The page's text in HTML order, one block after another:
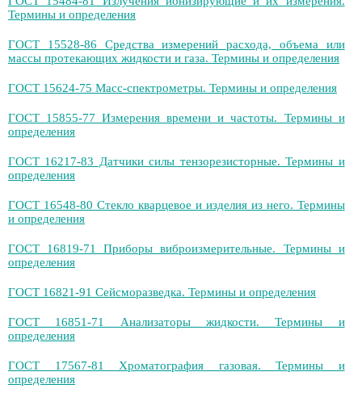
Термины и определения
ГОСТ 15528-86 Средства измерений расхода, объема или
массы протекающих жидкости и газа. Термины и определения
ГОСТ 15624-75 Масс-спектрометры. Термины и определения
ГОСТ 15855-77 Измерения времени и частоты. Термины и
определения
ГОСТ 16217-83 Датчики силы тензорезисторные. Термины и
определения
ГОСТ 16548-80 Стекло кварцевое и изделия из него. Термины
и определения
ГОСТ 16819-71 Приборы виброизмерительные. Термины и
определения
ГОСТ 16821-91 Сейсморазведка. Термины и определения
ГОСТ 16851-71 Анализаторы жидкости. Термины и
определения
ГОСТ 17567-81 Хроматография газовая. Термины и
определения